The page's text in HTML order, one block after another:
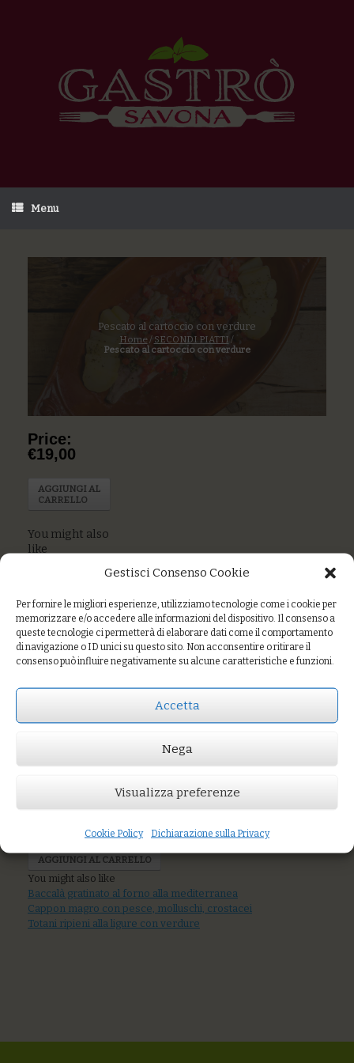
Gestisci Consenso Cookie
Per fornire le migliori esperienze, utilizziamo tecnologie come i cookie per
memorizzare e/o accedere alle informazioni del dispositivo. Il consenso a
queste tecnologie ci permetterà di elaborare dati come il comportamento
di navigazione o ID unici su questo sito. Non acconsentire o ritirare il
consenso può influire negativamente su alcune caratteristiche e funzioni.
Accetta
Nega
Visualizza preferenze
Cookie Policy Dichiarazione sulla Privacy
Menu
Pescato al cartoccio con verdure
Home/ SECONDI PIATTI /
Pescato al cartoccio con verdure
AGGIUNGI AL CARRELLO
You might also like
Baccalà gratinato al forno alla mediterranea
Cappon magro con pesce, molluschi, crostacei
Totani ripieni alla ligure con verdure
Price:
€19,00
AGGIUNGI AL
CARRELLO
You might also
like
rosmarino
Scaloppa di
baccalà con
pomodori secchi
Trippa di polpo in